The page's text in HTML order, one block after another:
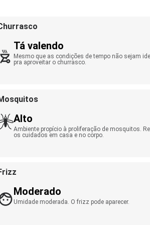
Tá valendo
Mesmo que as condições de tempo não sejam
pra aproveitar o churrasco.
Alto
Ambiente propício à proliferação de mosquitos.
os cuidados em casa e no corpo.
Moderado
Umidade moderada. O frizz pode aparecer.